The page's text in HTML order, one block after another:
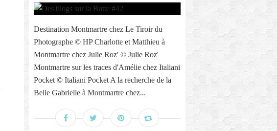
Destination Montmartre chez Le Tiroir du
Photographe © HP Charlotte et Matthieu à
Montmartre chez Julie Roz' © Julie Roz'
Montmartre sur les traces d'Amélie chez Italiani
Pocket © Italiani Pocket A la recherche de la
Belle Gabrielle à Montmartre chez...